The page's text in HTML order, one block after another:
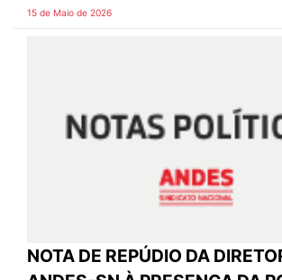
15 de Maio de 2026
NOTA DE REPÚDIO DA